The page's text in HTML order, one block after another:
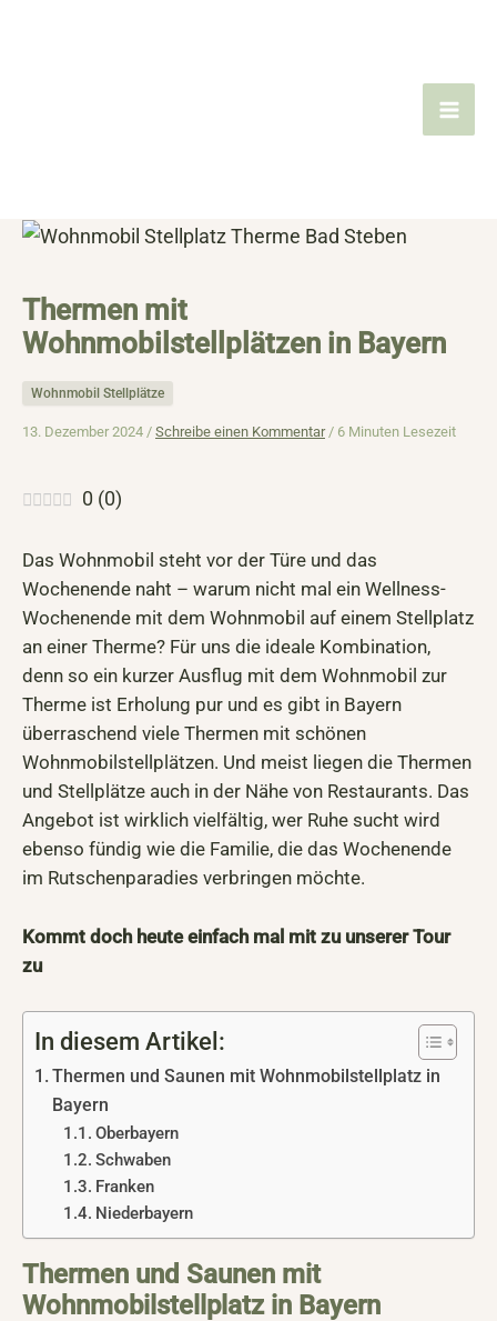
Thermen mit
Wohnmobilstellplätzen in Bayern
Wohnmobil Stellplätze
13. Dezember 2024 / Schreibe einen Kommentar / 6 Minuten Lesezeit
0 (0)
Das Wohnmobil steht vor der Türe und das
Wochenende naht – warum nicht mal ein Wellness-
Wochenende mit dem Wohnmobil auf einem Stellplatz
an einer Therme? Für uns die ideale Kombination,
denn so ein kurzer Ausflug mit dem Wohnmobil zur
Therme ist Erholung pur und es gibt in Bayern
überraschend viele Thermen mit schönen
Wohnmobilstellplätzen. Und meist liegen die Thermen
und Stellplätze auch in der Nähe von Restaurants. Das
Angebot ist wirklich vielfältig, wer Ruhe sucht wird
ebenso fündig wie die Familie, die das Wochenende
im Rutschenparadies verbringen möchte.
Kommt doch heute einfach mal mit zu unserer Tour
zu
In diesem Artikel:
Thermen und Saunen mit Wohnmobilstellplatz in
Bayern
Oberbayern
Schwaben
Franken
Niederbayern
Thermen und Saunen mit
Wohnmobilstellplatz in Bayern